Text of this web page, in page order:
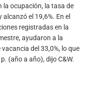
la ocupación, la tasa de
el 19,6%. En el
registradas en la
ayudaron a la
del 33,0%, lo que
(año a año), dijo C&W.